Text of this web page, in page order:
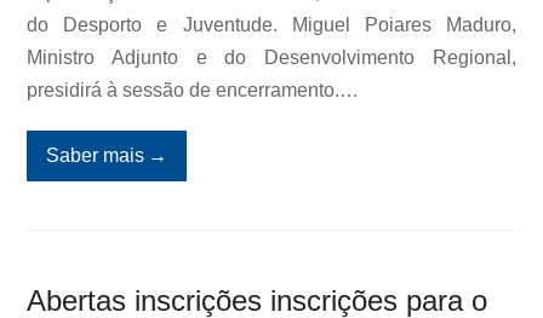
do Desporto e Juventude. Miguel Poiares Maduro,
Ministro Adjunto e do Desenvolvimento Regional,
presidirá à sessão de encerramento.…
Saber mais →
Abertas inscrições inscrições para o